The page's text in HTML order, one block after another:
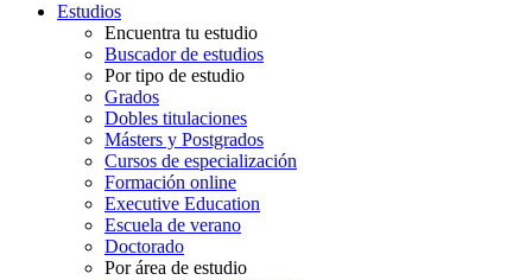
Estudios
Encuentra tu estudio
Buscador de estudios
Por tipo de estudio
Grados
Dobles titulaciones
Másters y Postgrados
Cursos de especialización
Formación online
Executive Education
Escuela de verano
Doctorado
Por área de estudio